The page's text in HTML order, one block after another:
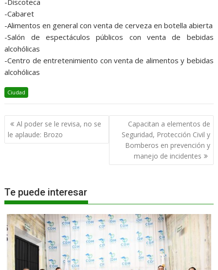
-Discoteca
-Cabaret
-Alimentos en general con venta de cerveza en botella abierta
-Salón de espectáculos públicos con venta de bebidas
alcohólicas
-Centro de entretenimiento con venta de alimentos y bebidas
alcohólicas
Ciudad
Navegación
de
entradas
Al poder se le revisa, no se
le aplaude: Brozo
Capacitan a elementos de
Seguridad, Protección Civil y
Bomberos en prevención y
manejo de incidentes
Te puede interesar